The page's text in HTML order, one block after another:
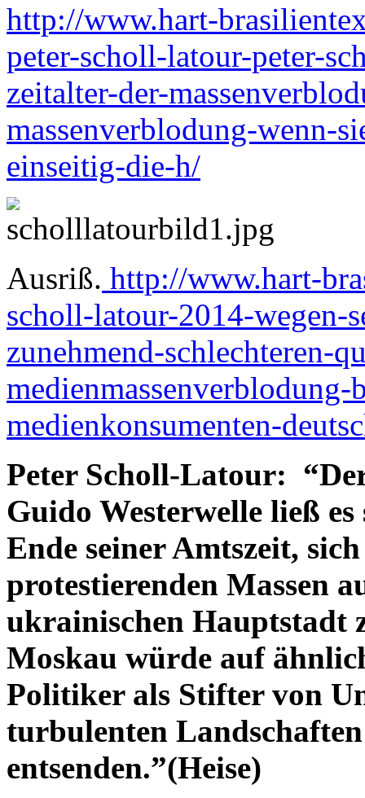
http://www.hart-
peter-scholl-latour-peter-
zeitalter-der-
massenverblodung-wenn-
einseitig-die-h/
Ausriß. http://www.hart-
scholl-latour-2014-wegen-
zunehmend-schlechteren-
medienkonsumenten-
Peter Scholl-Latour:
Guido Westerwelle ließ
Ende seiner Amtszeit,
protestierenden Massen
ukrainischen Hauptstadt
Moskau würde auf
Politiker als Stifter von
turbulenten
entsenden.”(Heise)